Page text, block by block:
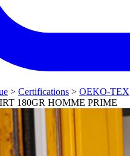
> Certifications > OEKO-TEX
180GR HOMME PRIME